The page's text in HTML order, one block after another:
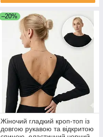
–20%
Жіночий гладкий кроп-топ із
довгою рукавою та відкритою